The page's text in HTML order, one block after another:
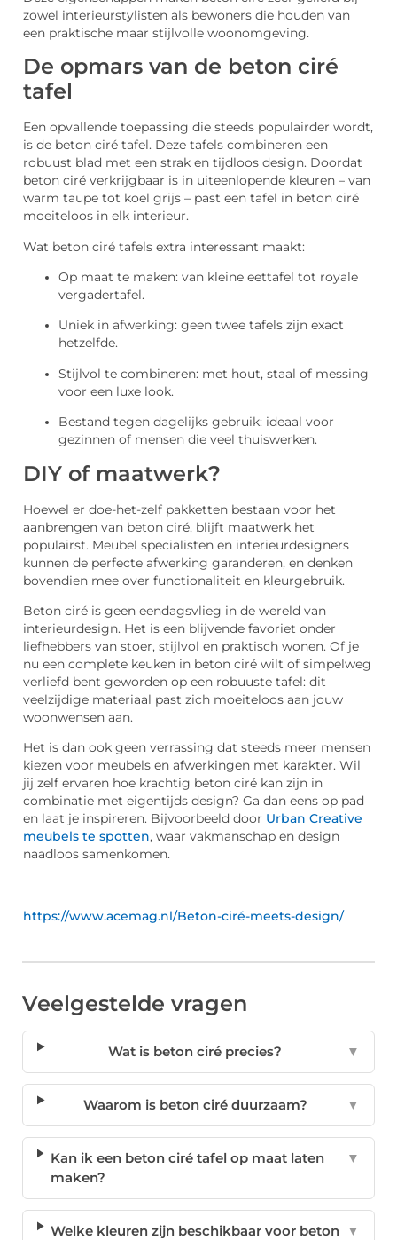
zowel interieurstylisten als bewoners die houden van
een praktische maar stijlvolle woonomgeving.
De opmars van de beton ciré
tafel
Een opvallende toepassing die steeds populairder wordt,
is de beton ciré tafel. Deze tafels combineren een
robuust blad met een strak en tijdloos design. Doordat
beton ciré verkrijgbaar is in uiteenlopende kleuren – van
warm taupe tot koel grijs – past een tafel in beton ciré
moeiteloos in elk interieur.
Wat beton ciré tafels extra interessant maakt:
Op maat te maken: van kleine eettafel tot royale
vergadertafel.
Uniek in afwerking: geen twee tafels zijn exact
hetzelfde.
Stijlvol te combineren: met hout, staal of messing
voor een luxe look.
Bestand tegen dagelijks gebruik: ideaal voor
gezinnen of mensen die veel thuiswerken.
DIY of maatwerk?
Hoewel er doe-het-zelf pakketten bestaan voor het
aanbrengen van beton ciré, blijft maatwerk het
populairst. Meubel specialisten en interieurdesigners
kunnen de perfecte afwerking garanderen, en denken
bovendien mee over functionaliteit en kleurgebruik.
Beton ciré is geen eendagsvlieg in de wereld van
interieurdesign. Het is een blijvende favoriet onder
liefhebbers van stoer, stijlvol en praktisch wonen. Of je
nu een complete keuken in beton ciré wilt of simpelweg
verliefd bent geworden op een robuuste tafel: dit
veelzijdige materiaal past zich moeiteloos aan jouw
woonwensen aan.
Het is dan ook geen verrassing dat steeds meer mensen
kiezen voor meubels en afwerkingen met karakter. Wil
jij zelf ervaren hoe krachtig beton ciré kan zijn in
combinatie met eigentijds design? Ga dan eens op pad
en laat je inspireren. Bijvoorbeeld door Urban Creative
meubels te spotten, waar vakmanschap en design
naadloos samenkomen.
https://www.acemag.nl/Beton-ciré-meets-design/
Veelgestelde vragen
Wat is beton ciré precies? ▼
Waarom is beton ciré duurzaam? ▼
Kan ik een beton ciré tafel op maat laten
maken?
▼
Welke kleuren zijn beschikbaar voor beton ▼